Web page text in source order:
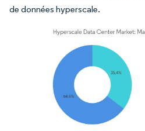
de données hyperscale.